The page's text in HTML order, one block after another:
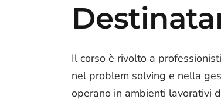
Il corso è rivolto a
nel problem solving e nella
operano in ambienti lavorativi